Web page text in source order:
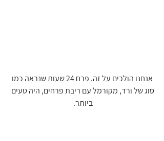
אנחנו הולכים על זה. פרח 24 שעות שנראה כמו
סוג של ורד, מקורמל עם ריבת פרחים, היה טעים
ביותר.